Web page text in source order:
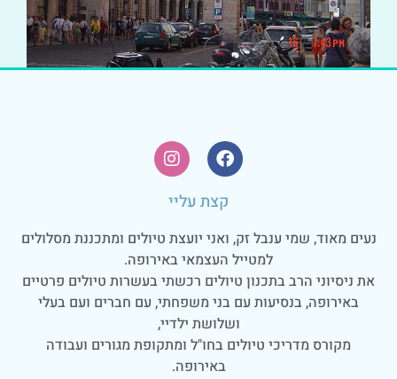
קצת עליי
נעים מאוד, שמי ענבל זק, ואני יועצת טיולים ומתכננת מסלולים
למטייל העצמאי באירופה.
את ניסיוני הרב בתכנון טיולים רכשתי בעשרות טיולים פרטיים
באירופה, בנסיעות עם בני משפחתי, עם חברים ועם בעלי
ושלושת ילדיי,
מקורס מדריכי טיולים בחו"ל ומתקופת מגורים ועבודה
באירופה.